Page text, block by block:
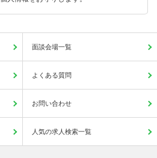
面談会場一覧
よくある質問
お問い合わせ
人気の求人検索一覧